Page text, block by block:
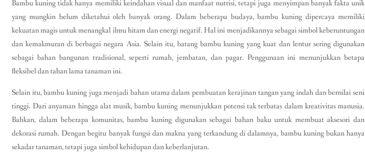
Bambu kuning tidak hanya memiliki keindahan visual dan manfaat nutrisi, tetapi juga menyimpan banyak fakta unik
yang mungkin belum diketahui oleh banyak orang. Dalam beberapa budaya, bambu kuning dipercaya memiliki
kekuatan magis untuk menangkal ilmu hitam dan energi negatif. Hal ini menjadikannya sebagai simbol keberuntungan
dan kemakmuran di berbagai negara Asia. Selain itu, batang bambu kuning yang kuat dan lentur sering digunakan
sebagai bahan bangunan tradisional, seperti rumah, jembatan, dan pagar. Penggunaan ini menunjukkan betapa
fleksibel dan tahan lama tanaman ini.
Selain itu, bambu kuning juga menjadi bahan utama dalam pembuatan kerajinan tangan yang indah dan bernilai seni
tinggi. Dari anyaman hingga alat musik, bambu kuning menunjukkan potensi tak terbatas dalam kreativitas manusia.
Bahkan, dalam beberapa komunitas, bambu kuning digunakan sebagai bahan baku untuk membuat aksesori dan
dekorasi rumah. Dengan begitu banyak fungsi dan makna yang terkandung di dalamnya, bambu kuning bukan hanya
sekadar tanaman, tetapi juga simbol kehidupan dan keberlanjutan.